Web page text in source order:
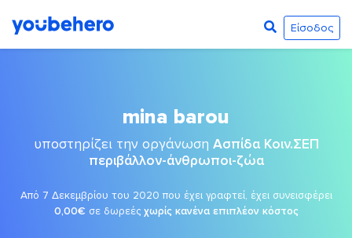
Είσοδος
mina barou
υποστηρίζει την οργάνωση Ασπίδα Κοιν.ΣΕΠ
περιβάλλον-άνθρωποι-ζώα
Από 7 Δεκεμβρίου του 2020 που έχει γραφτεί, έχει συνεισφέρει
0,00€ σε δωρεές χωρίς κανένα επιπλέον κόστος